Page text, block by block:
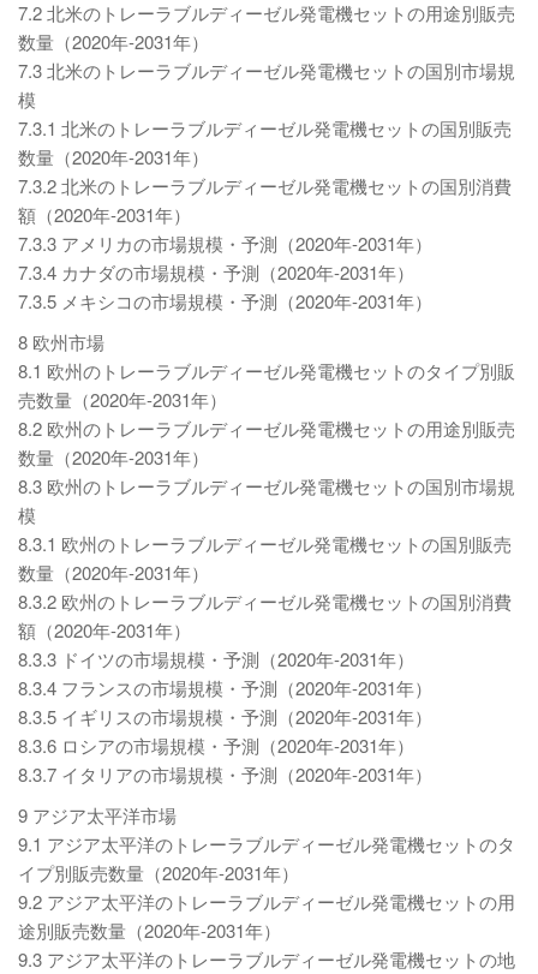
7.2 北米のトレーラブルディーゼル発電機セットの用途別販売
数量（2020年-2031年）
7.3 北米のトレーラブルディーゼル発電機セットの国別市場規
模
7.3.1 北米のトレーラブルディーゼル発電機セットの国別販売
数量（2020年-2031年）
7.3.2 北米のトレーラブルディーゼル発電機セットの国別消費
額（2020年-2031年）
7.3.3 アメリカの市場規模・予測（2020年-2031年）
7.3.4 カナダの市場規模・予測（2020年-2031年）
7.3.5 メキシコの市場規模・予測（2020年-2031年）
8 欧州市場
8.1 欧州のトレーラブルディーゼル発電機セットのタイプ別販
売数量（2020年-2031年）
8.2 欧州のトレーラブルディーゼル発電機セットの用途別販売
数量（2020年-2031年）
8.3 欧州のトレーラブルディーゼル発電機セットの国別市場規
模
8.3.1 欧州のトレーラブルディーゼル発電機セットの国別販売
数量（2020年-2031年）
8.3.2 欧州のトレーラブルディーゼル発電機セットの国別消費
額（2020年-2031年）
8.3.3 ドイツの市場規模・予測（2020年-2031年）
8.3.4 フランスの市場規模・予測（2020年-2031年）
8.3.5 イギリスの市場規模・予測（2020年-2031年）
8.3.6 ロシアの市場規模・予測（2020年-2031年）
8.3.7 イタリアの市場規模・予測（2020年-2031年）
9 アジア太平洋市場
9.1 アジア太平洋のトレーラブルディーゼル発電機セットのタ
イプ別販売数量（2020年-2031年）
9.2 アジア太平洋のトレーラブルディーゼル発電機セットの用
途別販売数量（2020年-2031年）
9.3 アジア太平洋のトレーラブルディーゼル発電機セットの地